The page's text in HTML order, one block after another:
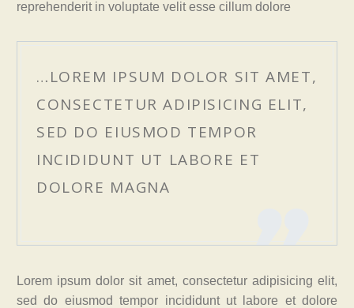
reprehenderit in voluptate velit esse cillum dolore
…LOREM IPSUM DOLOR SIT AMET,
CONSECTETUR ADIPISICING ELIT,
SED DO EIUSMOD TEMPOR
INCIDIDUNT UT LABORE ET
DOLORE MAGNA
Lorem ipsum dolor sit amet, consectetur adipisicing elit,
sed do eiusmod tempor incididunt ut labore et dolore